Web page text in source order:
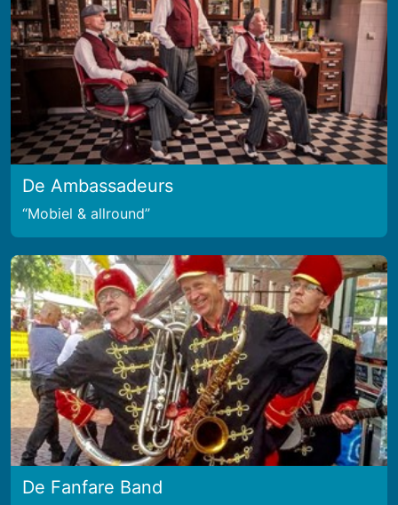
De Ambassadeurs
Mobiel & allround
De Fanfare Band